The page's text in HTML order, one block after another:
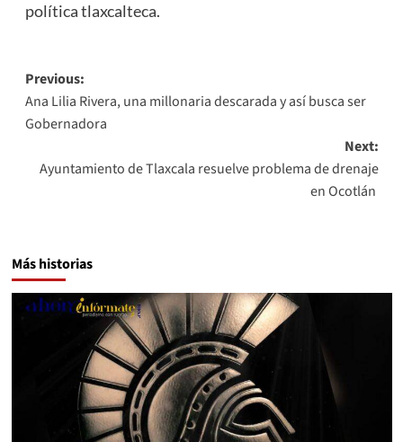
política tlaxcalteca.
Post
navigation
Previous:
Ana Lilia Rivera, una millonaria descarada y así busca ser
Gobernadora
Next:
Ayuntamiento de Tlaxcala resuelve problema de drenaje
en Ocotlán
Más historias